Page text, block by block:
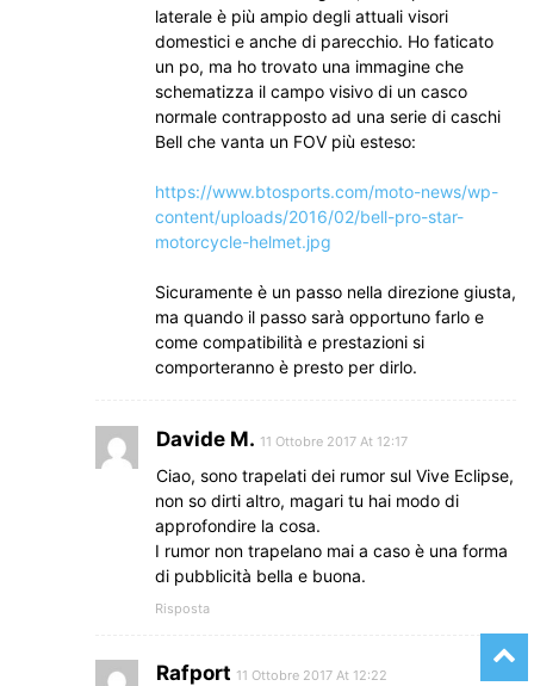
laterale è più ampio degli attuali visori
domestici e anche di parecchio. Ho faticato
un po, ma ho trovato una immagine che
schematizza il campo visivo di un casco
normale contrapposto ad una serie di caschi
Bell che vanta un FOV più esteso:
https://www.btosports.com/moto-news/wp-
content/uploads/2016/02/bell-pro-star-
motorcycle-helmet.jpg
Sicuramente è un passo nella direzione giusta,
ma quando il passo sarà opportuno farlo e
come compatibilità e prestazioni si
comporteranno è presto per dirlo.
Davide M. 11 Ottobre 2017 At 12:17
Ciao, sono trapelati dei rumor sul Vive Eclipse,
non so dirti altro, magari tu hai modo di
approfondire la cosa.
I rumor non trapelano mai a caso è una forma
di pubblicità bella e buona.
Risposta
Rafport 11 Ottobre 2017 At 12:22